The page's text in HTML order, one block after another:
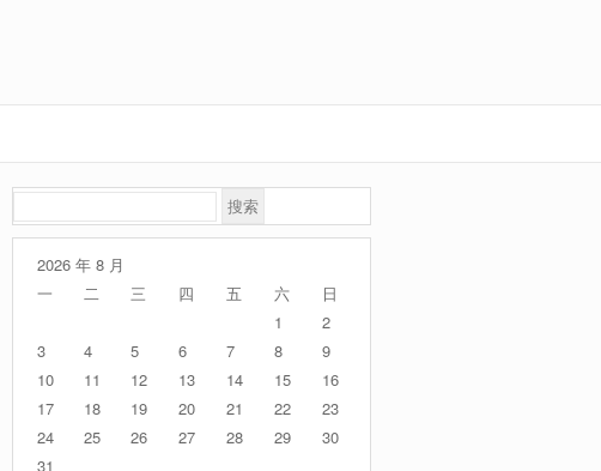
搜
索：
2026 年 8 月
一
二 三 四 五 六
日
1
2
3
4 5 6 7 8
9
10
11 12 13 14 15
16
17
18 19 20 21 22
23
24
25 26 27 28 29
30
31